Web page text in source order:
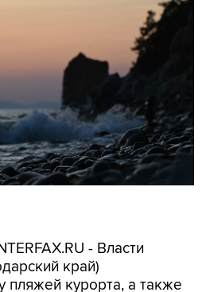
- Власти
край)
пляжей курорта, а также